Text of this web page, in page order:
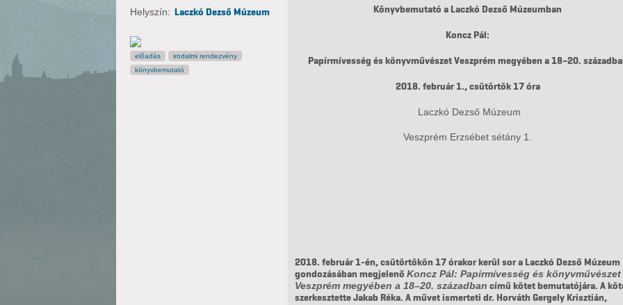
Könyvbemutató a Laczkó Dezső Múzeumban
Koncz Pál:
Papírmívesség és könyvművészet Veszprém megyében a 18–20.
2018. február 1., csütörtök 17 óra
Laczkó Dezső Múzeum
Veszprém Erzsébet sétány 1.
2018. február 1-én, csütörtökön 17 órakor kerül sor a Laczkó Dezső Múzeum
gondozásában megjelenő Koncz Pál: Papírmívesség és könyvművészet
Veszprém megyében a 18–20. században című kötet bemutatójára. A
szerkesztette Jakab Réka. A művet ismerteti dr. Horváth Gergely Krisztián,
Helyszín: Laczkó Dezső Múzeum
előadás
irodalmi rendezvény
könyvbemutató